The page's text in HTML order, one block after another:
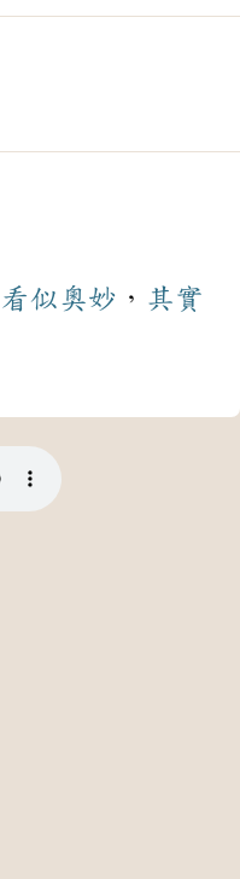
看似奧妙 ， 其實